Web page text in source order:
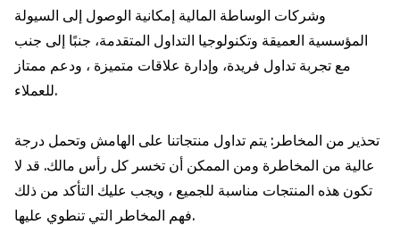
وشركات الوساطة المالية إمكانية الوصول إلى السيولة
المؤسسية العميقة وتكنولوجيا التداول المتقدمة، جنبًا إلى جنب
مع تجربة تداول فريدة، وإدارة علاقات متميزة ، ودعم ممتاز
للعملاء.
تحذير من المخاطر: يتم تداول منتجاتنا على الهامش وتحمل درجة
عالية من المخاطرة ومن الممكن أن تخسر كل رأس مالك. قد لا
تكون هذه المنتجات مناسبة للجميع ، ويجب عليك التأكد من ذلك
فهم المخاطر التي تنطوي عليها.